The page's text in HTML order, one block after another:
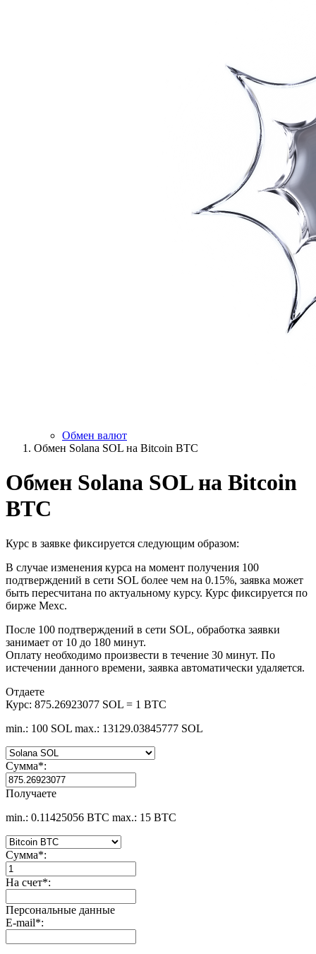
Обмен валют
Обмен Solana SOL на Bitcoin BTC
Обмен Solana SOL на Bitcoin
BTC
Курс в заявке фиксируется следующим образом:
В случае изменения курса на момент получения 100
подтверждений в сети SOL более чем на 0.15%, заявка может
быть пересчитана по актуальному курсу. Курс фиксируется по
бирже Mexc.
После 100 подтверждений в сети SOL, обработка заявки
занимает от 10 до 180 минут.
Оплату необходимо произвести в течение 30 минут. По
истечении данного времени, заявка автоматически удаляется.
Отдаете
Курс: 875.26923077 SOL = 1 BTC
min.: 100 SOL max.: 13129.03845777 SOL
Сумма*:
Получаете
min.: 0.11425056 BTC max.: 15 BTC
Сумма*:
На счет*:
Персональные данные
E-mail*: